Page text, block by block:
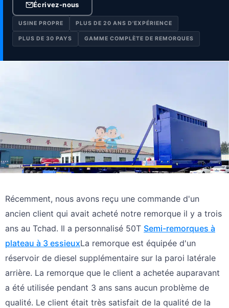
Écrivez-nous
USINE PROPRE PLUS DE 20 ANS D'EXPÉRIENCE
PLUS DE 30 PAYS GAMME COMPLÈTE DE REMORQUES
Récemment, nous avons reçu une commande d'un
ancien client qui avait acheté notre remorque il y a trois
ans au Tchad. Il a personnalisé 50T Semi-remorques à
plateau à 3 essieuxLa remorque est équipée d'un
réservoir de diesel supplémentaire sur la paroi latérale
arrière. La remorque que le client a achetée auparavant
a été utilisée pendant 3 ans sans aucun problème de
qualité. Le client était très satisfait de la qualité de la